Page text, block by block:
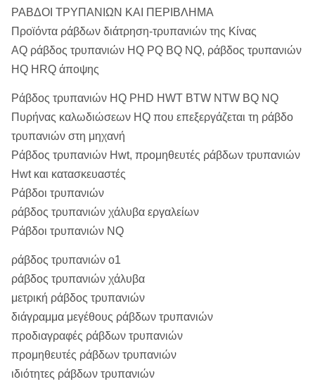
ΡΑΒΔΟΙ ΤΡΥΠΑΝΙΩΝ ΚΑΙ ΠΕΡΙΒΛΗΜΑ
Προϊόντα ράβδων διάτρηση-τρυπανιών της Κίνας
AQ ράβδος τρυπανιών HQ PQ BQ NQ, ράβδος τρυπανιών
HQ HRQ άποψης
Ράβδος τρυπανιών HQ PHD HWT BTW NTW BQ NQ
Πυρήνας καλωδιώσεων HQ που επεξεργάζεται τη ράβδο
τρυπανιών στη μηχανή
Ράβδος τρυπανιών Hwt, προμηθευτές ράβδων τρυπανιών
Hwt και κατασκευαστές
Ράβδοι τρυπανιών
ράβδος τρυπανιών χάλυβα εργαλείων
Ράβδοι τρυπανιών NQ
ράβδος τρυπανιών o1
ράβδος τρυπανιών χάλυβα
μετρική ράβδος τρυπανιών
διάγραμμα μεγέθους ράβδων τρυπανιών
προδιαγραφές ράβδων τρυπανιών
προμηθευτές ράβδων τρυπανιών
ιδιότητες ράβδων τρυπανιών